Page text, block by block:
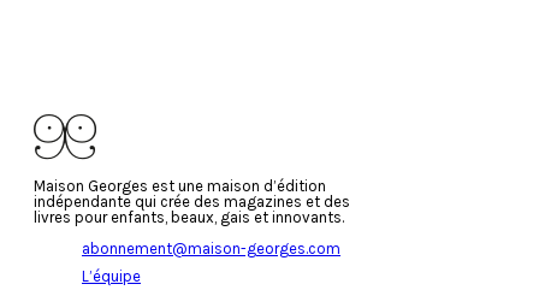
Maison Georges est une maison d’édition
indépendante qui crée des magazines et des
livres pour enfants, beaux, gais et innovants.
abonnement@maison-georges.com
L’équipe